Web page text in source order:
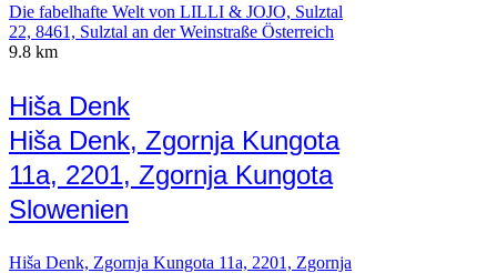
Die fabelhafte Welt von LILLI & JOJO, Sulztal
22, 8461, Sulztal an der Weinstraße Österreich
9.8 km
Hiša Denk
Hiša Denk, Zgornja Kungota
11a, 2201, Zgornja Kungota
Slowenien
Hiša Denk, Zgornja Kungota 11a, 2201, Zgornja